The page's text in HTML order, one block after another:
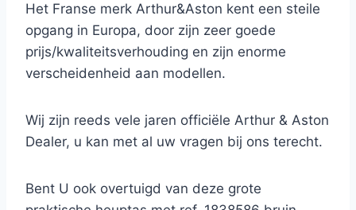
Het Franse merk Arthur&Aston kent een steile
opgang in Europa, door zijn zeer goede
prijs/kwaliteitsverhouding en zijn enorme
verscheidenheid aan modellen.
Wij zijn reeds vele jaren officiële Arthur & Aston
Dealer, u kan met al uw vragen bij ons terecht.
Bent U ook overtuigd van deze grote